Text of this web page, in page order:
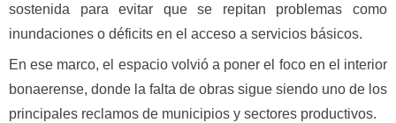
sostenida para evitar que se repitan problemas como
inundaciones o déficits en el acceso a servicios básicos.
En ese marco, el espacio volvió a poner el foco en el interior
bonaerense, donde la falta de obras sigue siendo uno de los
principales reclamos de municipios y sectores productivos.